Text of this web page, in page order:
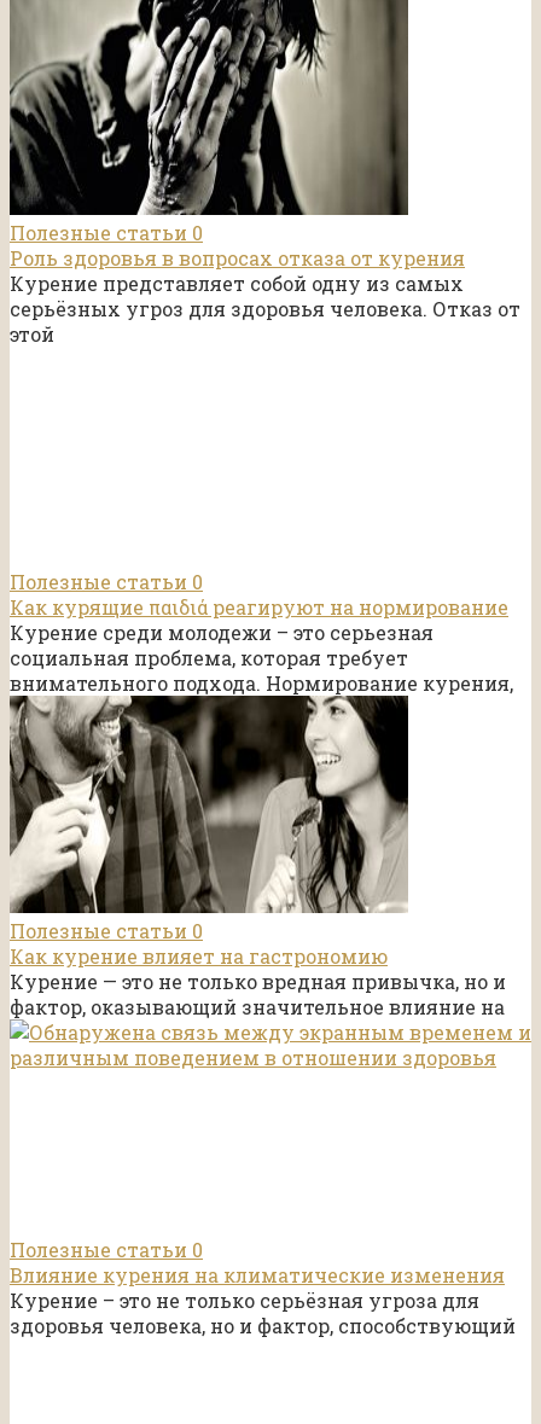
Полезные статьи 0
Роль здоровья в вопросах отказа от курения
Курение представляет собой одну из самых
серьёзных угроз для здоровья человека. Отказ от
этой
Полезные статьи 0
Как курящие παιδιά реагируют на нормирование
Курение среди молодежи – это серьезная
социальная проблема, которая требует
внимательного подхода. Нормирование курения,
Полезные статьи 0
Как курение влияет на гастрономию
Курение — это не только вредная привычка, но и
фактор, оказывающий значительное влияние на
Полезные статьи 0
Влияние курения на климатические изменения
Курение – это не только серьёзная угроза для
здоровья человека, но и фактор, способствующий